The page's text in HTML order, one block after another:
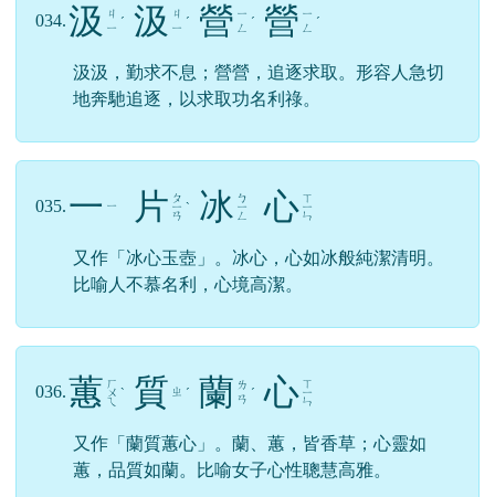
034.汲
ㄐ
ㄧ ˊ 汲
ㄐ
ㄧ ˊ 營 ㄧ
ㄥ
ˊ 營 ㄧ
ㄥ
ˊ
汲汲，勤求不息；營營，追逐求取。形容人急切
地奔馳追逐，以求取功名利祿。
035. 一 ㄧ 片 ㄆ
ㄧ
ㄢ
ˋ 冰 ㄅ
ㄧ
ㄥ 心 ㄒ
ㄧ
ㄣ
又作「冰心玉壺」。冰心，心如冰般純潔清明。
比喻人不慕名利，心境高潔。
036.蕙 ㄏ
ㄨ
ㄟ
ˋ 質 ㄓ ˊ 蘭 ㄌ
ㄢ ˊ 心 ㄒ
ㄧ
ㄣ
又作「蘭質蕙心」。蘭、蕙，皆香草；心靈如
蕙，品質如蘭。比喻女子心性聰慧高雅。